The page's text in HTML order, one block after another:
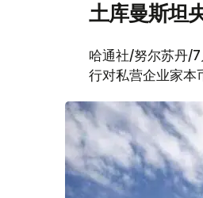
土库曼斯坦
哈通社/努尔苏丹/
行对私营企业家本